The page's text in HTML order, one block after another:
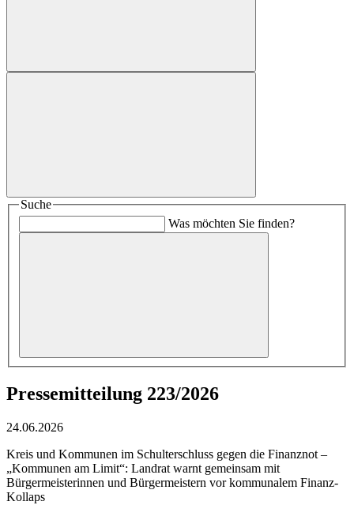
Suche
Was möchten Sie finden?
Pressemitteilung 223/2026
24.06.2026
Kreis und Kommunen im Schulterschluss gegen die Finanznot –
„Kommunen am Limit“: Landrat warnt gemeinsam mit
Bürgermeisterinnen und Bürgermeistern vor kommunalem Finanz-
Kollaps